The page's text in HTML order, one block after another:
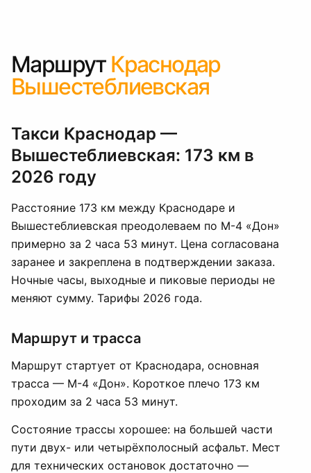
Маршрут Краснодар
Вышестеблиевская
Такси Краснодар —
Вышестеблиевская: 173 км в
2026 году
Расстояние 173 км между Краснодаре и
Вышестеблиевская преодолеваем по М-4 «Дон»
примерно за 2 часа 53 минут. Цена согласована
заранее и закреплена в подтверждении заказа.
Ночные часы, выходные и пиковые периоды не
меняют сумму. Тарифы 2026 года.
Маршрут и трасса
Маршрут стартует от Краснодара, основная
трасса — М-4 «Дон». Короткое плечо 173 км
проходим за 2 часа 53 минут.
Состояние трассы хорошее: на большей части
пути двух- или четырёхполосный асфальт. Мест
для технических остановок достаточно —